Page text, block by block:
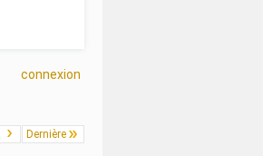
connexion
Dernière